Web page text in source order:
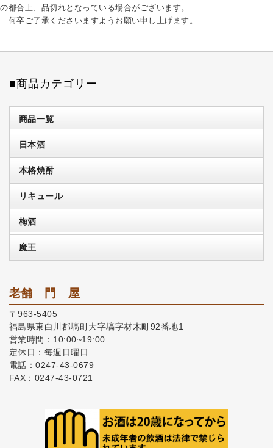
の都合上、品切れとなっている場合がございます。
何卒ご了承くださいますようお願い申し上げます。
■商品カテゴリー
商品一覧
日本酒
本格焼酎
リキュール
梅酒
魔王
老舗 門 屋
〒963-5405
福島県東白川郡塙町大字塙字材木町92番地1
営業時間：10:00~19:00
定休日：毎週日曜日
電話：0247-43-0679
FAX：0247-43-0721